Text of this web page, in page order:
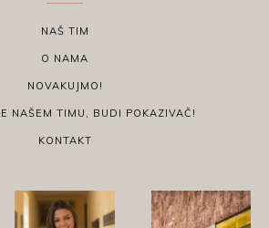
NAŠ TIM
O NAMA
NOVAKUJMO!
NAŠEM TIMU, BUDI POKAZIVAČ!
KONTAKT